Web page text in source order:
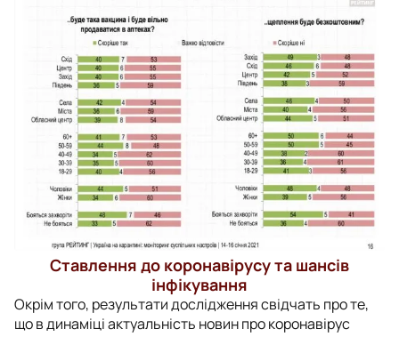
Ставлення до коронавірусу та шансів
інфікування
Окрім того, результати дослідження свідчать про те,
що в динаміці актуальність новин про коронавірус